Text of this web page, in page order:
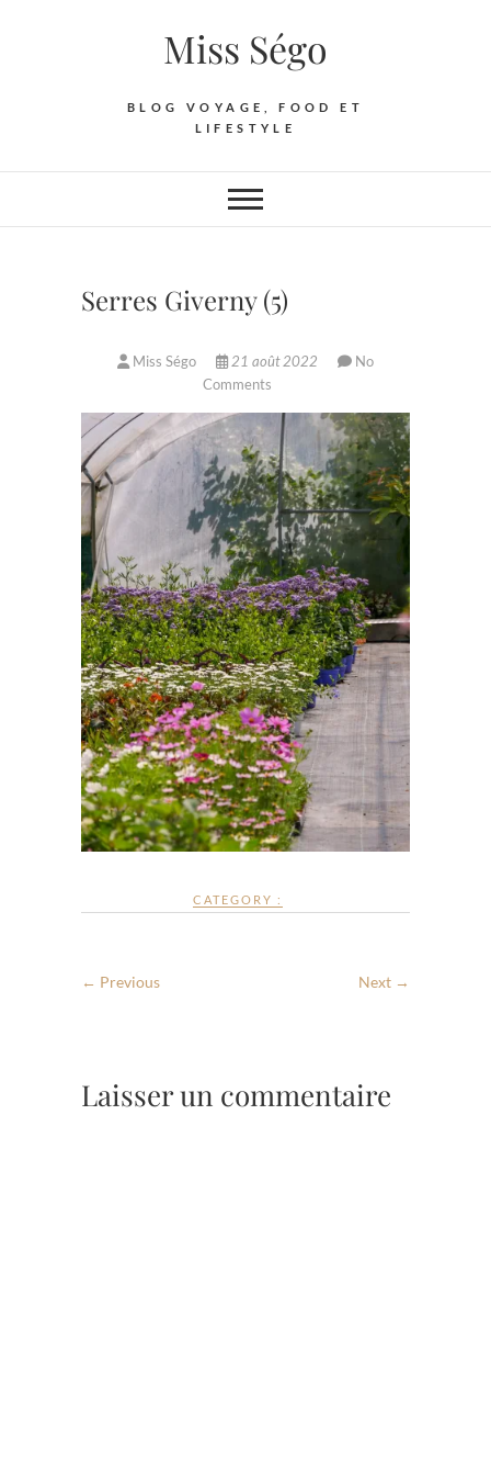
Miss Ségo
BLOG VOYAGE, FOOD ET
LIFESTYLE
Serres Giverny (5)
Miss Ségo 21 août 2022
No
Comments
CATEGORY :
← Previous Next →
Laisser un commentaire